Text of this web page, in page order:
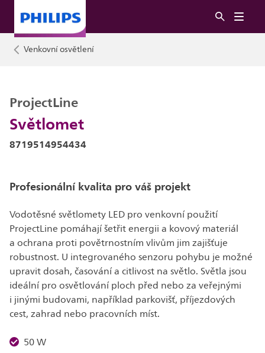
Venkovní osvětlení
Světlomet
ProjectLine
8719514954434
Profesionální kvalita pro váš projekt
Vodotěsné světlomety LED pro venkovní použití
ProjectLine pomáhají šetřit energii a kovový materiál
a ochrana proti povětrnostním vlivům jim zajišťuje
robustnost. U integrovaného senzoru pohybu je možné
upravit dosah, časování a citlivost na světlo. Světla jsou
ideální pro osvětlování ploch před nebo za veřejnými
i jinými budovami, například parkovišť, příjezdových
cest, zahrad nebo pracovních míst.
50 W